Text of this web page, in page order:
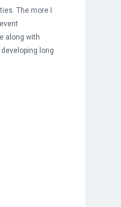
The more I
along with
long